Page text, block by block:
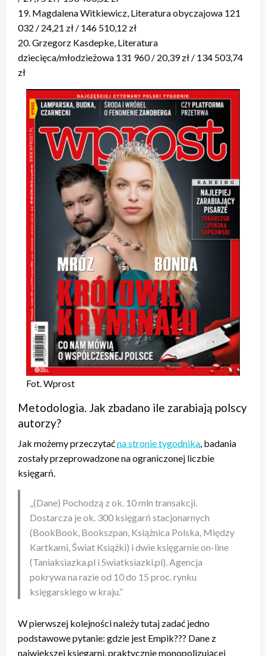
19. Magdalena Witkiewicz, Literatura obyczajowa 121
032 / 24,21 zł / 146 510,12 zł
20. Grzegorz Kasdepke, Literatura
dziecięca/młodzieżowa 131 960 / 20,39 zł / 134 503,74
zł
Fot. Wprost
Metodologia. Jak zbadano ile zarabiają polscy
autorzy?
Jak możemy przeczytaćna stronie tygodnika, badania
zostały przeprowadzone na ograniczonej liczbie
księgarń.
„(Dane) Pochodzą z ok. 10 mln transakcji.
Dostarcza je ok. 300 księgarń stacjonarnych
(BookBook, Bookszpan, Książnica Polska, Między
Kartkami, Świat Książki) i dwie księgarnie on-line
(Taniaksiazka.pl i Swiatksiazki.pl). Agencja
pokrywa na razie od 10 do 15 proc. rynku
księgarskiego w kraju.”
W pierwszej kolejności należy tutaj zadać jedno
podstawowe pytanie: gdzie jest Empik??? Dane z
największej księgarni, praktycznie monopolizującej